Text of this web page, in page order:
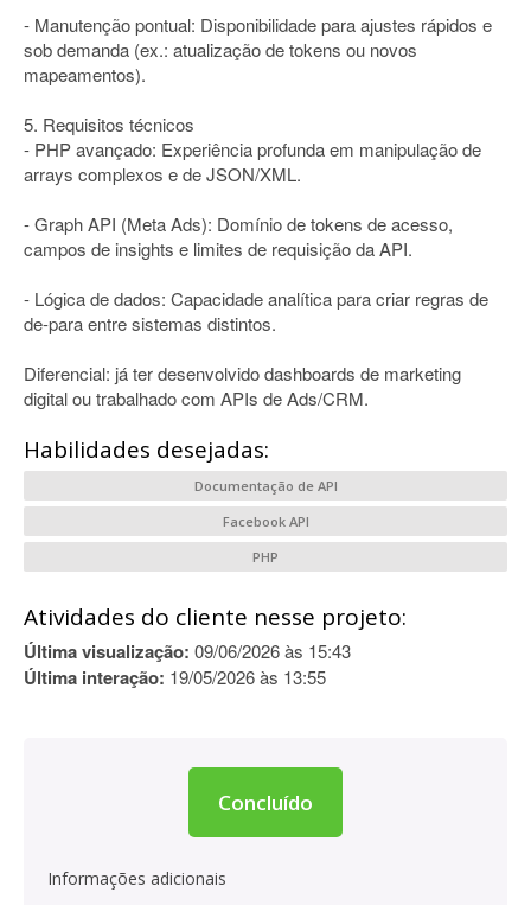
- Manutenção pontual: Disponibilidade para ajustes rápidos e
sob demanda (ex.: atualização de tokens ou novos
mapeamentos).
5. Requisitos técnicos
- PHP avançado: Experiência profunda em manipulação de
arrays complexos e de JSON/XML.
- Graph API (Meta Ads): Domínio de tokens de acesso,
campos de insights e limites de requisição da API.
- Lógica de dados: Capacidade analítica para criar regras de
de-para entre sistemas distintos.
Diferencial: já ter desenvolvido dashboards de marketing
digital ou trabalhado com APIs de Ads/CRM.
Habilidades desejadas:
Documentação de API
Facebook API
PHP
Atividades do cliente nesse projeto:
Última visualização: 09/06/2026 às 15:43
Última interação: 19/05/2026 às 13:55
Concluído
Informações adicionais